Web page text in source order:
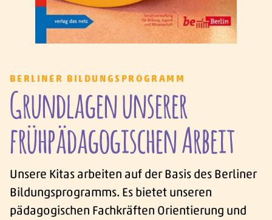
BERLINER BILDUNGSPROGRAMM
-
Grundlagen unserer
frühpädagogischen Arbeit
Unsere Kitas arbeiten auf der Basis des Berliner
Bildungsprogramms. Es bietet unseren
pädagogischen Fachkräften Orientierung und